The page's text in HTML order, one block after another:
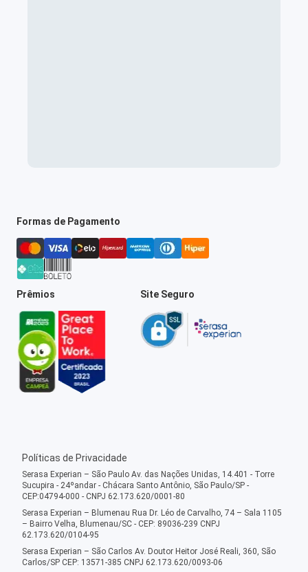
Formas de Pagamento
Prêmios Site Seguro
Políticas de Privacidade
Serasa Experian – São Paulo Av. das Nações Unidas, 14.401 - Torre
Sucupira - 24ºandar - Chácara Santo Antônio, São Paulo/SP -
CEP:04794-000 - CNPJ 62.173.620/0001-80
Serasa Experian – Blumenau Rua Dr. Léo de Carvalho, 74 – Sala 1105
– Bairro Velha, Blumenau/SC - CEP: 89036-239 CNPJ
62.173.620/0104-95
Serasa Experian – São Carlos Av. Doutor Heitor José Reali, 360, São
Carlos/SP CEP: 13571-385 CNPJ 62.173.620/0093-06